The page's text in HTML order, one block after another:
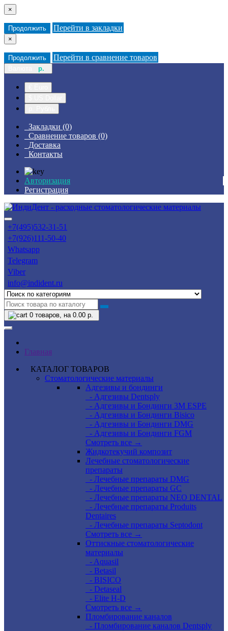
×
Продолжить Перейти в закладки
×
Продолжить Перейти в сравнение товаров
р.
Закладки (0)
Сравнение товаров (0)
Доставка
Контакты
Авторизация
Регистрация
+7(495)532-31-51
+7(926)111-50-40
Whatsapp
Telegram
Viber
info@indident.ru
0 товаров, на 0.00 р.
Главная
КАТАЛОГ ТОВАРОВ
Стоматологические материалы
Адгезивы и бондинги
- Адгезивы Dentsply
- Адгезивы и Бондинги 3M ESPE
- Адгезивы и Бондинги Bisico
- Адгезивы и Бондинги DMG
- Адгезивы и Бондинги FGM
Смотреть все →
Жидкотекучий композит
Лечебные стоматологические
препараты
- Лечебные препараты DMG
- Лечебные препараты GC
- Лечебные препараты NEO DENTAL
- Лечебные препараты Produits
Dentaires
- Лечебные препараты Septodont
Смотреть все →
Оттискные стоматологические
материалы
- Aquasil
- Betasil
- BISICO
- Detaseal
- Elite H-D
Смотреть все →
Пломбирование каналов
- Пломбирование каналов Dentsply